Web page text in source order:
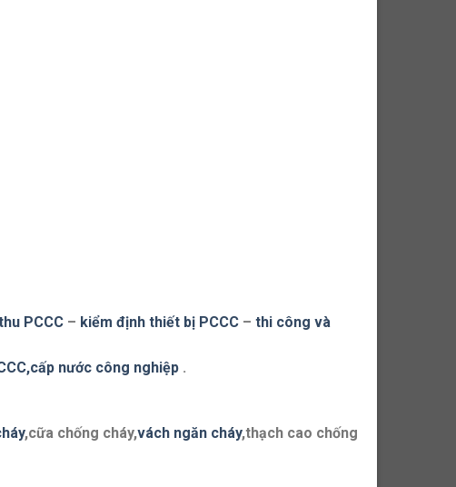
PCCC – kiểm định thiết bị PCCC – thi công và
nước công nghiệp.
,cữa chống cháy,vách ngăn cháy,thạch cao chống